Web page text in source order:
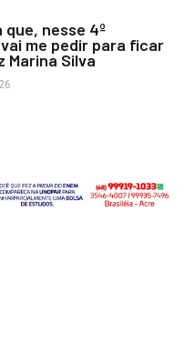
nesse 4º
me pedir para ficar
Marina Silva